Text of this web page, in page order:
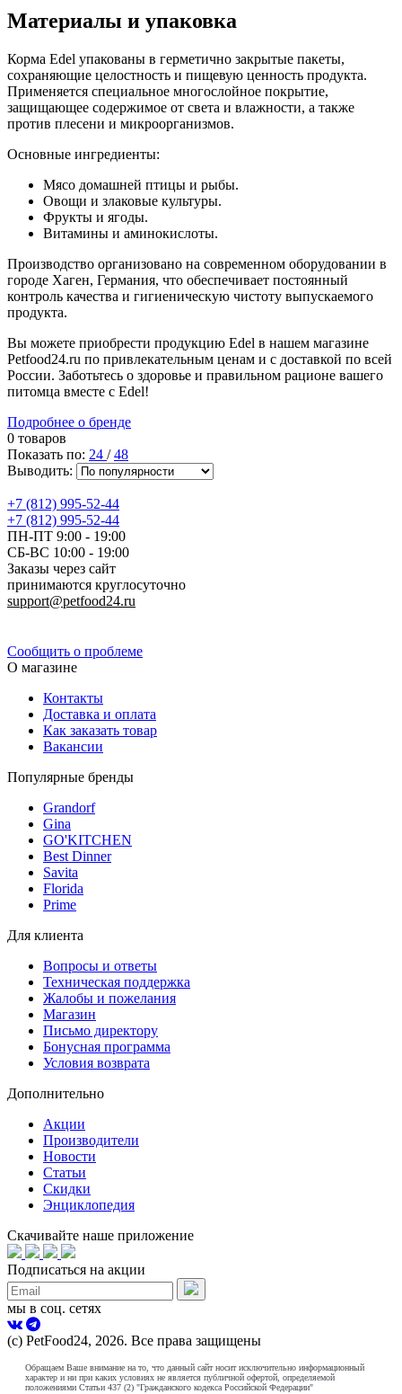
Материалы и упаковка
Корма Edel упакованы в герметично закрытые пакеты,
сохраняющие целостность и пищевую ценность продукта.
Применяется специальное многослойное покрытие,
защищающее содержимое от света и влажности, а также
против плесени и микроорганизмов.
Основные ингредиенты:
Мясо домашней птицы и рыбы.
Овощи и злаковые культуры.
Фрукты и ягоды.
Витамины и аминокислоты.
Производство организовано на современном оборудовании в
городе Хаген, Германия, что обеспечивает постоянный
контроль качества и гигиеническую чистоту выпускаемого
продукта.
Вы можете приобрести продукцию Edel в нашем магазине
Petfood24.ru по привлекательным ценам и с доставкой по всей
России. Заботьтесь о здоровье и правильном рационе вашего
питомца вместе с Edel!
Подробнее о бренде
0 товаров
Показать по: 24 /48
Выводить:
+7 (812) 995-52-44
+7 (812) 995-52-44
ПН-ПТ 9:00 - 19:00
СБ-ВС 10:00 - 19:00
Заказы через сайт
принимаются круглосуточно
support@petfood24.ru
Сообщить о проблеме
О магазине
Контакты
Доставка и оплата
Как заказать товар
Вакансии
Популярные бренды
Grandorf
Gina
GO'KITCHEN
Best Dinner
Savita
Florida
Prime
Для клиента
Вопросы и ответы
Техническая поддержка
Жалобы и пожелания
Магазин
Письмо директору
Бонусная программа
Условия возврата
Дополнительно
Акции
Производители
Новости
Статьи
Скидки
Энциклопедия
Скачивайте наше приложение
Подписаться на акции
мы в соц. сетях
(с) PetFood24, 2026. Все права защищены
Обращаем Ваше внимание на то, что данный сайт носит исключительно информационный
характер и ни при каких условиях не является публичной офертой, определяемой
положениями Статьи 437 (2) "Гражданского кодекса Российской Федерации"